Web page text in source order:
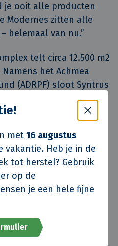
met 16 augustus
vakantie. Heb je in de
tot herstel? Gebruik
op de
je een hele fijne
je ooit alle producten
Modernes zitten alle
helemaal van nu.”
telt circa 12.500 m2
het Achmea
(ADRPF) sloot Syntrus
langjarige
IWG, Aldi, SoLow,
KAUAI en Jamin.
Utrecht het
voor een openbare
op vrijdag 15 oktober
van
and Finance en
ZZDP Architecten.